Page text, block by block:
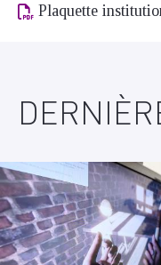
Plaquette